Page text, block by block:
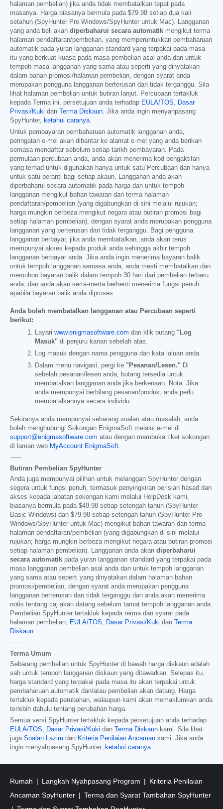
halaman pembelian) jika anda tidak membatalkan tepat pada
masanya. Harga biasanya bermula pada $79.98 setiap dua kali
setahun (SpyHunter Pro Windows/SpyHunter untuk Mac). Langganan
yang anda beli akan diperbaharui secara automatik mengikut terma
halaman pendaftaran/pembelian, yang memperuntukkan pembaharuan
automatik pada yuran langganan standard yang terpakai pada masa
itu yang berkuat kuasa pada masa pembelian asal anda dan untuk
tempoh masa langganan yang sama atau seperti yang dinyatakan
dalam bahan promosi/halaman pembelian, dengan syarat anda
merupakan pengguna langganan berterusan dan tidak terganggu. Sila
lihat halaman pembelian untuk butiran lanjut. Percubaan tertakluk
kepada Terma ini, persetujuan anda terhadap EULA/TOS, Dasar
Privasi/Kuki dan Terma Diskaun. Jika anda ingin menyahpasang
SpyHunter, ketahui caranya.
Untuk pembayaran pembaharuan automatik langganan anda,
peringatan e-mel akan dihantar ke alamat e-mel yang anda berikan
semasa mendaftar sebelum setiap tarikh pembayaran. Pada
permulaan percubaan anda, anda akan menerima kod pengaktifan
yang terhad untuk digunakan hanya untuk satu Percubaan dan hanya
untuk satu peranti bagi setiap akaun. Langganan anda akan
diperbaharui secara automatik pada harga dan untuk tempoh
langganan mengikut bahan tawaran dan terma halaman
pendaftaran/pembelian (yang digabungkan di sini melalui rujukan;
harga mungkin berbeza mengikut negara atau butiran promosi bagi
setiap halaman pembelian), dengan syarat anda merupakan pengguna
langganan yang berterusan dan tidak terganggu. Bagi pengguna
langganan berbayar, jika anda membatalkan, anda akan terus
mempunyai akses kepada produk anda sehingga akhir tempoh
langganan berbayar anda. Jika anda ingin menerima bayaran balik
untuk tempoh langganan semasa anda, anda mesti membatalkan dan
memohon bayaran balik dalam tempoh 30 hari dari pembelian terbaru
anda, dan anda akan serta-merta berhenti menerima fungsi penuh
apabila bayaran balik anda diproses.
Anda boleh membatalkan langganan atau Percubaan seperti
berikut:
Layari www.enigmasoftware.com dan klik butang "Log
Masuk" di penjuru kanan sebelah atas.
Log masuk dengan nama pengguna dan kata laluan anda.
Dalam menu navigasi, pergi ke "Pesanan/Lesen." Di
sebelah pesanan/lesen anda, butang tersedia untuk
membatalkan langganan anda jika berkenaan. Nota: Jika
anda mempunyai berbilang pesanan/produk, anda perlu
membatalkannya secara individu.
Sekiranya anda mempunyai sebarang soalan atau masalah, anda
boleh menghubungi Sokongan EnigmaSoft melalui e-mel di
support@enigmasoftware.com atau dengan membuka tiket sokongan
di laman web MyAccount EnigmaSoft.
------
Butiran Pembelian SpyHunter
Anda juga mempunyai pilihan untuk melanggan SpyHunter dengan
segera untuk fungsi penuh, termasuk penyingkiran perisian hasad dan
akses kepada jabatan sokongan kami melalui HelpDesk kami,
biasanya bermula pada $49.98 setiap setengah tahun (SpyHunter
Basic Windows) dan $79.98 setiap setengah tahun (SpyHunter Pro
Windows/SpyHunter untuk Mac) mengikut bahan tawaran dan terma
halaman pendaftaran/pembelian (yang digabungkan di sini melalui
rujukan; harga mungkin berbeza mengikut negara atau butiran promosi
setiap halaman pembelian). Langganan anda akan diperbaharui
secara automatik pada yuran langganan standard yang terpakai pada
masa langganan pembelian asal anda dan untuk tempoh langganan
yang sama atau seperti yang dinyatakan dalam halaman bahan
promosi/pembelian, dengan syarat anda merupakan pengguna
langganan berterusan dan tidak terganggu dan anda akan menerima
notis tentang caj akan datang sebelum tamat tempoh langganan anda.
Pembelian SpyHunter tertakluk kepada terma dan syarat pada
halaman pembelian, EULA/TOS, Dasar Privasi/Kuki dan
Terma
Diskaun.
------
Terma Umum
Sebarang pembelian untuk SpyHunter di bawah harga diskaun adalah
sah untuk tempoh langganan diskaun yang ditawarkan. Selepas itu,
harga standard yang terpakai pada masa itu akan terpakai untuk
pembaharuan automatik dan/atau pembelian akan datang. Harga
tertakluk kepada perubahan, walaupun kami akan memaklumkan anda
terlebih dahulu tentang perubahan harga.
Semua versi SpyHunter tertakluk kepada persetujuan anda terhadap
EULA/TOS, Dasar Privasi/Kuki dan Terma Diskaun kami. Sila lihat
juga Soalan Lazim dan Kriteria Penilaian Ancaman kami. Jika anda
ingin menyahpasang SpyHunter, ketahui caranya.
Rumah Langkah Nyahpasang Program
Kriteria Penilaian
Ancaman SpyHunter
Terma dan Syarat Tambahan SpyHunter